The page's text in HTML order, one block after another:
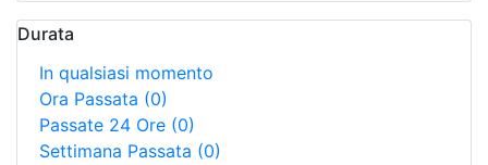
Durata
In qualsiasi momento
Ora Passata (0)
Passate 24 Ore (0)
Settimana Passata (0)